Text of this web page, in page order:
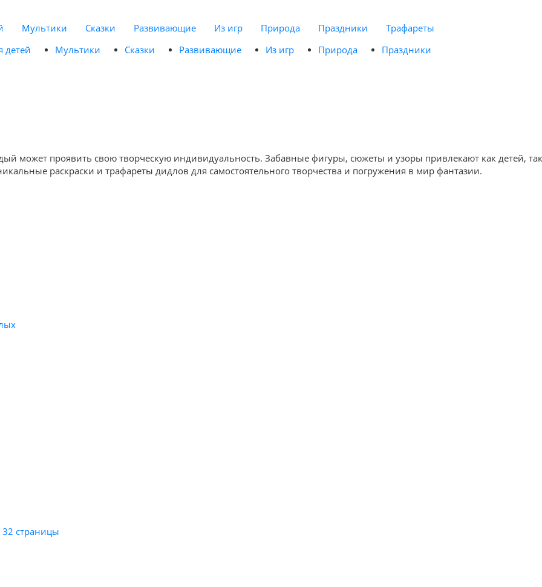
Мультики Сказки Развивающие Из игр Природа Праздники
Трафареты
детей
Мультики Сказки Развивающие Из игр Природа Праздники
может проявить свою творческую индивидуальность. Забавные фигуры, сюжеты и узоры привлекают как детей,
раскраски и трафареты дидлов для самостоятельного творчества и погружения в мир фантазии.
32 страницы